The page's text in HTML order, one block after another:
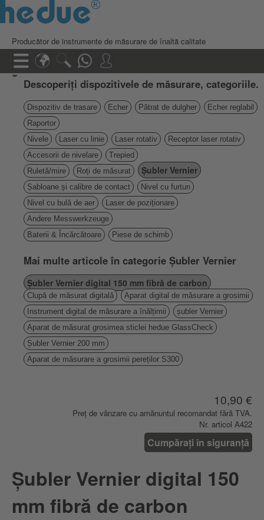
Producător de instrumente de măsurare de înaltă calitate
Descoperiți dispozitivele de măsurare, categoriile.
Dispozitiv de trasare Echer Pătrat de dulgher
Echer reglabil
Raportor
Nivele
Laser cu linie Laser rotativ
Receptor laser rotativ
Accesorii de nivelare
Trepied
Ruletă/mire
Roți de măsurat Șubler Vernier
Șabloane și calibre de contact
Nivel cu furtun
Nivel cu bulă de aer
Laser de poziționare
Andere Messwerkzeuge
Baterii & Încărcătoare
Piese de schimb
Mai multe articole în categorie Șubler Vernier
Șubler Vernier digital 150 mm fibră de carbon
Clupă de măsurat digitală
Aparat digital de măsurare a grosimii
Instrument digital de măsurare a înălțimii
șubler Vernier
Aparat de măsurat grosimea sticlei hedue GlassCheck
Șubler Vernier 200 mm
Aparat de măsurare a grosimii pereților S300
10,90 €
Preț de vânzare cu amănuntul recomandat fără TVA.
Nr. articol A422
Cumpărați în siguranță
Șubler Vernier digital 150
mm fibră de carbon